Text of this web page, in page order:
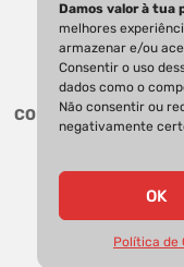
Damos valor à tua
melhores
armazenar e/ou
Consentir o uso
dados como o
Não consentir ou
negativamente
OK
Política de
CONTACTOS